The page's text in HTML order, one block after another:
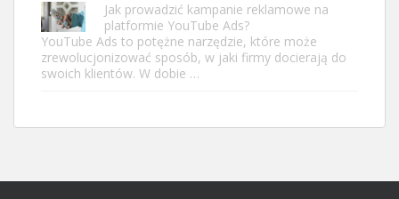
Jak prowadzić kampanie reklamowe na
platformie YouTube Ads?
YouTube Ads to potężne narzędzie, które może
zrewolucjonizować sposób, w jaki firmy docierają do
swoich klientów. W dobie …